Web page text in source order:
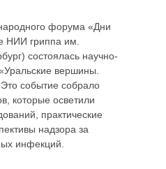
форума «Дни
НИИ гриппа им.
состоялась научно-
вершины.
событие собрало
которые осветили
практические
надзора за
инфекций.